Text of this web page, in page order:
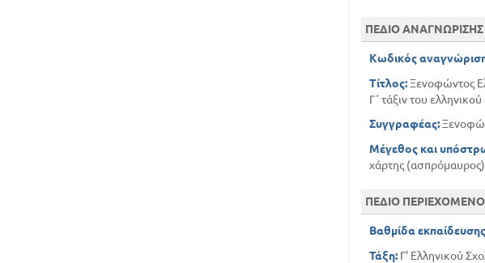
ΠΕΔΙΟ ΑΝΑΓΝΩΡΙΣΗΣ
Κωδικός
Τίτλος:Ξενοφώντος
Γ΄ τάξιν του
Συγγραφέας:
Μέγεθος και
χάρτης
ΠΕΔΙΟ
Βαθμίδα
Τάξη:Γ' Ελληνικού